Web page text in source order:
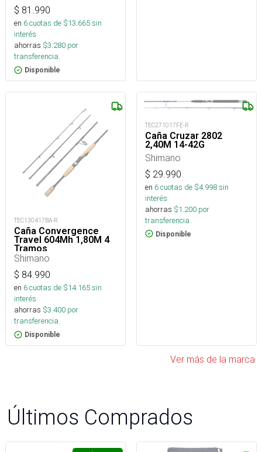
$ 81.990
en 6cuotas de $13.665sin
interés
ahorras $3.280 por
transferencia.
Disponible
TEC130417BA-R
Caña Convergence
Travel 604Mh 1,80M 4
Tramos
Cvs60mh4saco_
Shimano
$ 84.990
en 6cuotas de $14.165sin
interés
ahorras $3.400 por
transferencia.
Disponible
TEC271017FE-R
Caña Cruzar 2802
2,40M 14-42G
Shimano
$ 29.990
en 6cuotas de $4.998sin
interés
ahorras $1.200 por
transferencia.
Disponible
Ver más de la marca
Últimos Comprados